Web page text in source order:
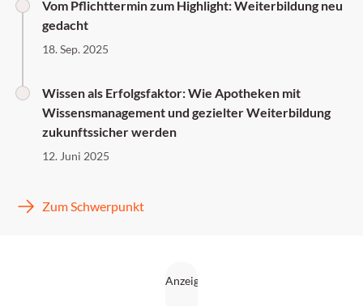
Vom Pflichttermin zum Highlight: Weiterbildung neu
gedacht
18. Sep. 2025
Wissen als Erfolgsfaktor: Wie Apotheken mit
Wissensmanagement und gezielter Weiterbildung
zukunftssicher werden
12. Juni 2025
Zum Schwerpunkt